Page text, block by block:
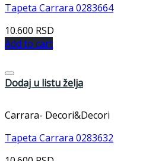
Tapeta Carrara 0283664
10.600 RSD
Add to cart
Dodaj u listu želja
Carrara- Decori&Decori
Tapeta Carrara 0283632